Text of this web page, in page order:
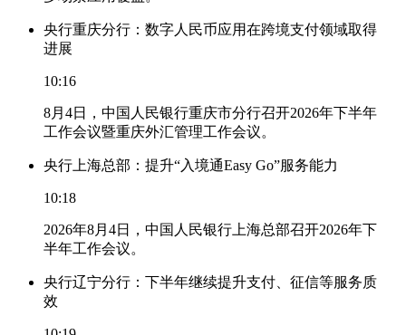
央行重庆分行：数字人民币应用在跨境支付领域取得
进展
10:16
8月4日，中国人民银行重庆市分行召开2026年下半年
工作会议暨重庆外汇管理工作会议。
央行上海总部：提升“入境通Easy Go”服务能力
10:18
2026年8月4日，中国人民银行上海总部召开2026年下
半年工作会议。
央行辽宁分行：下半年继续提升支付、征信等服务质
效